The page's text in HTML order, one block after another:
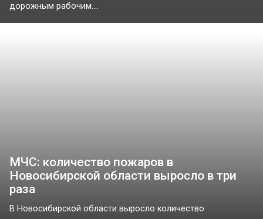
дорожным рабочим....
МЧС: количество пожаров в
Новосибирской области выросло в три
раза
В Новосибирской области выросло количество